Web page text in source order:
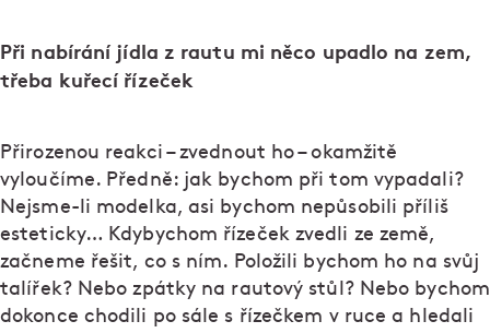
Při nabírání jídla z rautu mi něco upadlo na zem,
třeba kuřecí řízeček
Přirozenou reakci – zvednout ho – okamžitě
vyloučíme. Předně: jak bychom při tom vypadali?
Nejsme-li modelka, asi bychom nepůsobili příliš
esteticky… Kdybychom řízeček zvedli ze země,
začneme řešit, co s ním. Položili bychom ho na svůj
talířek? Nebo zpátky na rautový stůl? Nebo bychom
dokonce chodili po sále s řízečkem v ruce a hledali